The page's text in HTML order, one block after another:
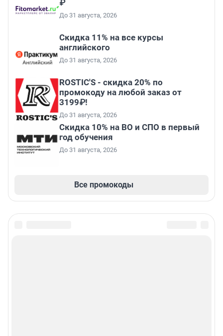
₽
До 31 августа, 2026
Скидка 11% на все курсы
английского
До 31 августа, 2026
ROSTIC'S - скидка 20% по
промокоду на любой заказ от
3199₽!
До 31 августа, 2026
Скидка 10% на ВО и СПО в первый
год обучения
До 31 августа, 2026
Все промокоды